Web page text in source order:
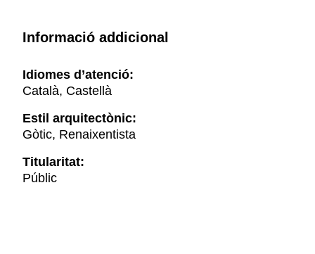
Informació addicional
Idiomes d’atenció:
Català, Castellà
Estil arquitectònic:
Gòtic, Renaixentista
Titularitat:
Públic